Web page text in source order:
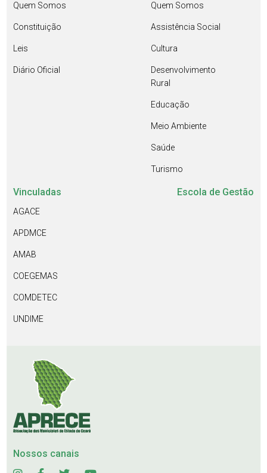
Quem Somos
Constituição
Leis
Diário Oficial
Quem Somos
Assistência Social
Cultura
Desenvolvimento
Rural
Educação
Meio Ambiente
Saúde
Turismo
Vinculadas
AGACE
APDMCE
AMAB
COEGEMAS
COMDETEC
UNDIME
Escola de Gestão
Nossos canais